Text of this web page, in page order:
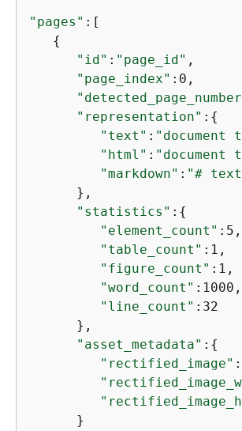
"pages" :[
{
"id" : "page_id" ,
"page_index" :0,
"representation" : {
"text" : "document
"html" :
"markdown" : "#
      },
"statistics" : {
"element_count" :5,
"table_count" :1,
"figure_count" :1,
"word_count" :1000,
"line_count" :32
      },
"asset_metadata" : {
"rectified_image" :
      }